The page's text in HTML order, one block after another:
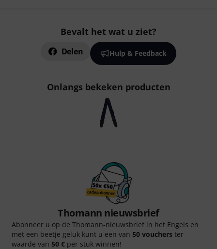
Bevalt het wat u ziet?
Delen Hulp & Feedback
Onlangs bekeken producten
Thomann nieuwsbrief
Abonneer u op de Thomann-nieuwsbrief in het Engels en
met een beetje geluk kunt u een van 50 vouchers ter
waarde van 50 € per stuk winnen!